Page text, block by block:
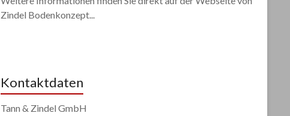
Zindel Bodenkonzept...
Kontaktdaten
Tann & Zindel GmbH